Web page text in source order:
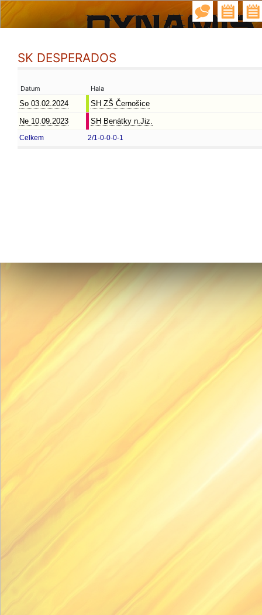
SK DESPERADOS
Datum Hala
So 03.02.2024
SH ZŠ Černošice
Ne 10.09.2023
SH Benátky n.Jiz.
Celkem 2/1-0-0-0-1